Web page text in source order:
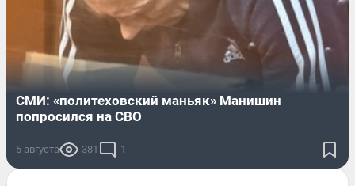
СМИ: «политеховский маньяк» Манишин
попросился на СВО
5 августа 381 1